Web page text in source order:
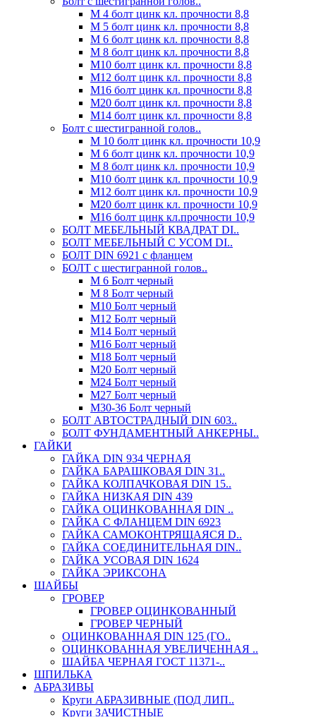
М 4 болт цинк кл. прочности 8,8
М 5 болт цинк кл. прочности 8,8
М 6 болт цинк кл. прочности 8,8
М 8 болт цинк кл. прочности 8,8
М10 болт цинк кл. прочности 8,8
М12 болт цинк кл. прочности 8,8
М16 болт цинк кл. прочности 8,8
М20 болт цинк кл. прочности 8,8
М14 болт цинк кл. прочности 8,8
Болт с шестигранной голов..
М 10 болт цинк кл. прочности 10,9
М 6 болт цинк кл. прочности 10,9
М 8 болт цинк кл. прочности 10,9
М10 болт цинк кл. прочности 10,9
М12 болт цинк кл. прочности 10,9
М20 болт цинк кл. прочности 10,9
М16 болт цинк кл.прочности 10,9
БОЛТ МЕБЕЛЬНЫЙ КВАДРАТ DI..
БОЛТ МЕБЕЛЬНЫЙ С УСОМ DI..
БОЛТ DIN 6921 c фланцем
БОЛТ с шестигранной голов..
М 6 Болт черный
М 8 Болт черный
М10 Болт черный
М12 Болт черный
М14 Болт черный
М16 Болт черный
М18 Болт черный
М20 Болт черный
М24 Болт черный
М27 Болт черный
М30-36 Болт черный
БОЛТ АВТОСТРАДНЫЙ DIN 603..
БОЛТ ФУНДАМЕНТНЫЙ АНКЕРНЫ..
ГАЙКИ
ГАЙКА DIN 934 ЧЕРНАЯ
ГАЙКА БАРАШКОВАЯ DIN 31..
ГАЙКА КОЛПАЧКОВАЯ DIN 15..
ГАЙКА НИЗКАЯ DIN 439
ГАЙКА ОЦИНКОВАННАЯ DIN ..
ГАЙКА С ФЛАНЦЕМ DIN 6923
ГАЙКА САМОКОНТРЯЩАЯСЯ D..
ГАЙКА СОЕДИНИТЕЛЬНАЯ DIN..
ГАЙКА УСОВАЯ DIN 1624
ГАЙКА ЭРИКСОНА
ШАЙБЫ
ГРОВЕР
ГРОВЕР ОЦИНКОВАННЫЙ
ГРОВЕР ЧЕРНЫЙ
ОЦИНКОВАННАЯ DIN 125 (ГО..
ОЦИНКОВАННАЯ УВЕЛИЧЕННАЯ ..
ШАЙБА ЧЕРНАЯ ГОСТ 11371-..
ШПИЛЬКА
АБРАЗИВЫ
Круги АБРАЗИВНЫЕ (ПОД ЛИП..
Круги ЗАЧИСТНЫЕ